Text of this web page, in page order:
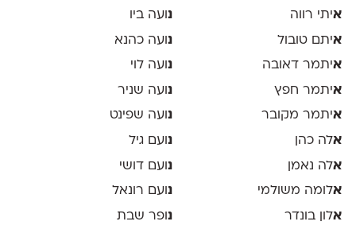
איתי רווה
איתם טובול
איתמר דאובה
איתמר חפץ
איתמר מקובר
אלה כהן
אלה נאמן
אלומה משולמי
אלון בונדר
נ ועה ביו
נועה כהנא
נ ועה לוי
נ ועה שניר
נועה שפינט
נ ועם גיל
נועם דושי
נ ועם רונאל
נ ופר שבת